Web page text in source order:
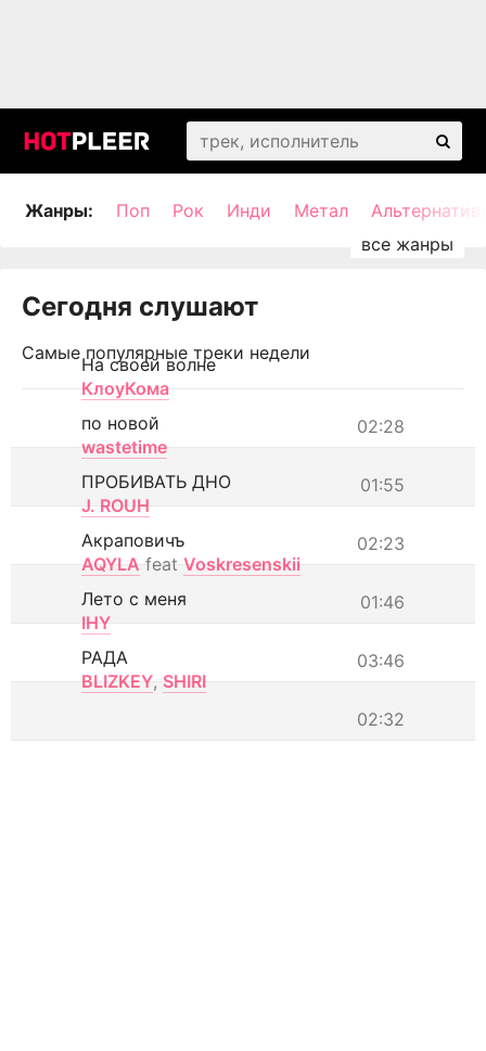
Жанры: Поп Рок Инди Метал
Сегодня слушают
Самые популярные треки недели
На своей волне
КлоуКома
02:28
по новой
wastetime
01:55
ПРОБИВАТЬ ДНО
J. ROUH
02:23
Акраповичъ
AQYLA feat Voskresenskii
01:46
Лето с меня
IHY
03:46
РАДА
BLIZKEY, SHIRI
02:32